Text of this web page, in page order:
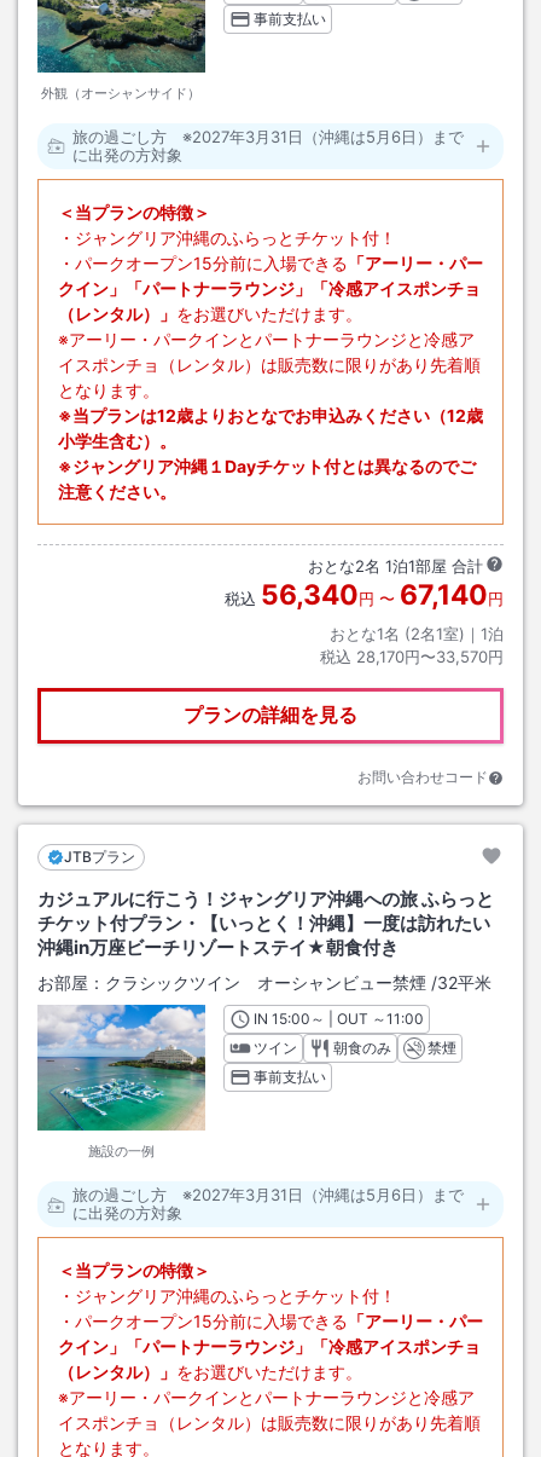
外観（オーシャンサイド）
事前支払い
旅の過ごし方 ※2027年3月31日（沖縄は5月6日）まで
に出発の方対象
＜当プランの特徴＞
・ジャングリア沖縄のふらっとチケット付！
・パークオープン15分前に入場できる 「アーリー・パー
クイン」「パートナーラウンジ」「冷感アイスポンチョ
（レンタル）」 をお選びいただけます。
※アーリー・パークインとパートナーラウンジと冷感ア
イスポンチョ（レンタル）は販売数に限りがあり先着順
となります。
※当プランは12歳よりおとなでお申込みください（12歳
小学生含む）。
※ジャングリア沖縄１Dayチケット付とは異なるのでご
注意ください。
おとな2名 1泊1部屋 合計
税込 56,340円 〜 67,140円
おとな1名 (2名1室)｜ 1泊
税込 28,170円〜33,570円
プランの詳細を見る
お問い合わせコード
JTBプラン
カジュアルに行こう！ジャングリア沖縄への旅 ふらっと
チケット付プラン・【いっとく！沖縄】一度は訪れたい
沖縄in万座ビーチリゾートステイ★朝食付き
お部屋： クラシックツイン オーシャンビュー禁煙 /32平米
施設の一例
INチェックイン
15:00 ～ | OUT チェックアウト
～11:00
ツイン
朝食のみ
禁煙
事前支払い
旅の過ごし方 ※2027年3月31日（沖縄は5月6日）まで
に出発の方対象
＜当プランの特徴＞
・ジャングリア沖縄のふらっとチケット付！
・パークオープン15分前に入場できる 「アーリー・パー
クイン」「パートナーラウンジ」「冷感アイスポンチョ
（レンタル）」 をお選びいただけます。
※アーリー・パークインとパートナーラウンジと冷感ア
イスポンチョ（レンタル）は販売数に限りがあり先着順
となります。